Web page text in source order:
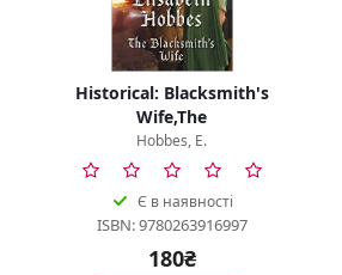
Historical: Blacksmith's
Wife,The
Hobbes, E.
Є в наявності
ISBN: 9780263916997
180₴